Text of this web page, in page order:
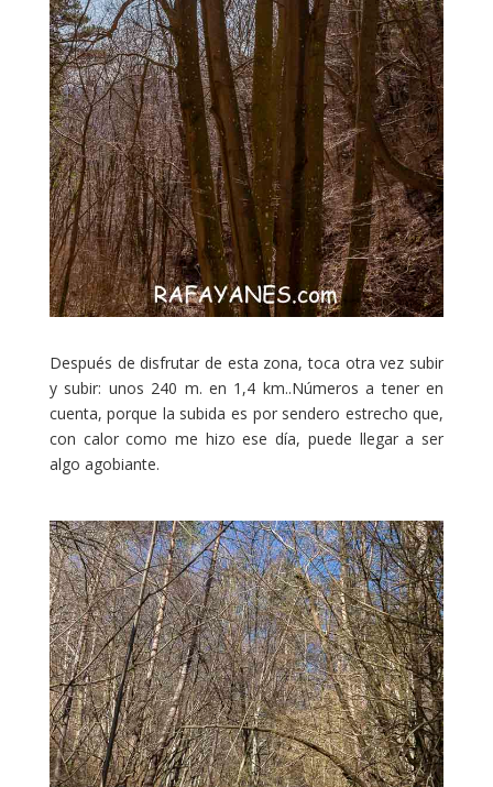
Después de disfrutar de esta zona, toca otra vez subir
y subir: unos 240 m. en 1,4 km..Números a tener en
cuenta, porque la subida es por sendero estrecho que,
con calor como me hizo ese día, puede llegar a ser
algo agobiante.